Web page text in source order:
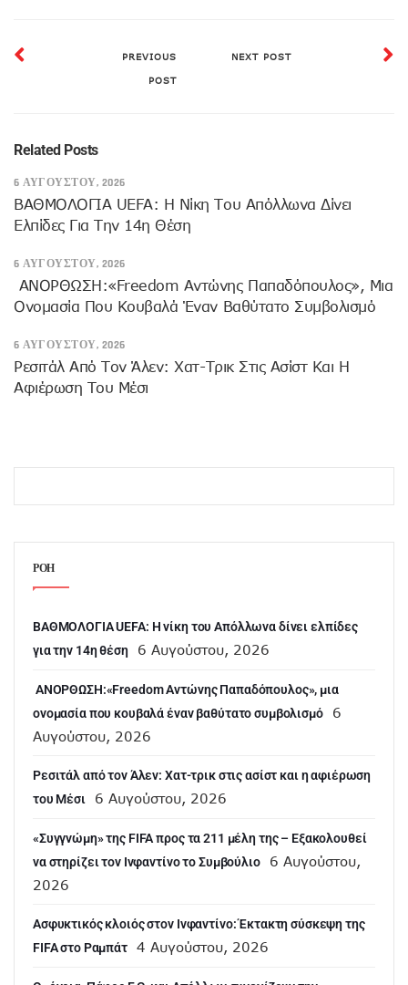
PREVIOUS
POST
NEXT POST
Related Posts
6 ΑΥΓΟΎΣΤΟΥ, 2026
ΒΑΘΜΟΛΟΓΙΑ UEFA: Η Νίκη Του Απόλλωνα Δίνει
Ελπίδες Για Την 14η Θέση
6 ΑΥΓΟΎΣΤΟΥ, 2026
ANOΡΘΩΣΗ:«Freedom Αντώνης Παπαδόπουλος», Μια
Ονομασία Που Κουβαλά Έναν Βαθύτατο Συμβολισμό
6 ΑΥΓΟΎΣΤΟΥ, 2026
Ρεσιτάλ Από Τον Άλεν: Χατ-Τρικ Στις Ασίστ Και Η
Αφιέρωση Του Μέσι
ΡΟΗ
ΒΑΘΜΟΛΟΓΙΑ UEFA: Η νίκη του Απόλλωνα δίνει ελπίδες
για την 14η θέση
6 Αυγούστου, 2026
ANOΡΘΩΣΗ:«Freedom Αντώνης Παπαδόπουλος», μια
ονομασία που κουβαλά έναν βαθύτατο συμβολισμό
6
Αυγούστου, 2026
Ρεσιτάλ από τον Άλεν: Χατ-τρικ στις ασίστ και η αφιέρωση
του Μέσι
6 Αυγούστου, 2026
«Συγγνώμη» της FIFA προς τα 211 μέλη της – Εξακολουθεί
να στηρίζει τον Ινφαντίνο το Συμβούλιο
6 Αυγούστου,
2026
Ασφυκτικός κλοιός στον Ινφαντίνο: Έκτακτη σύσκεψη της
FIFA στο Ραμπάτ
4 Αυγούστου, 2026